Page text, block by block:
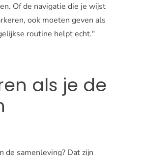
Of de navigatie die je wijst
ook moeten geven als
routine helpt echt."
als je de
de samenleving? Dat zijn